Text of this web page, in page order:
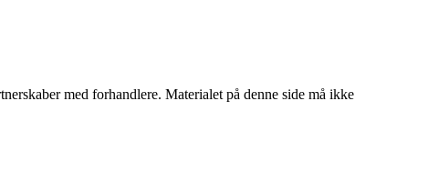
med forhandlere. Materialet på denne side må ikke